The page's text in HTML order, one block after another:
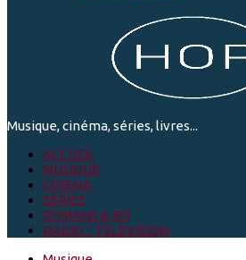
Musique, cinéma, séries, livres...
ACCUEIL
MUSIQUE
CINEMA
SÉRIES
ROMANS & BD
RADIO - TELEVISION